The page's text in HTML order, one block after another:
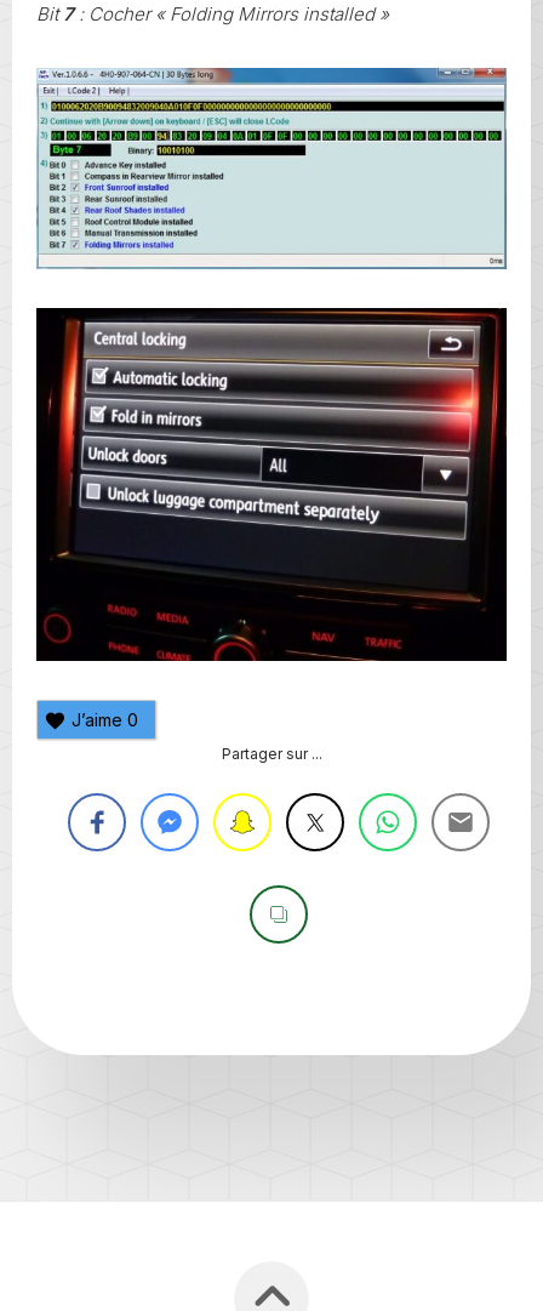
Bit7: Cocher « Folding Mirrors installed »
J’aime 0
Partager sur ...